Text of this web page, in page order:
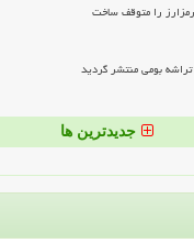
بومی منتشر گردید
جدیدترین ها